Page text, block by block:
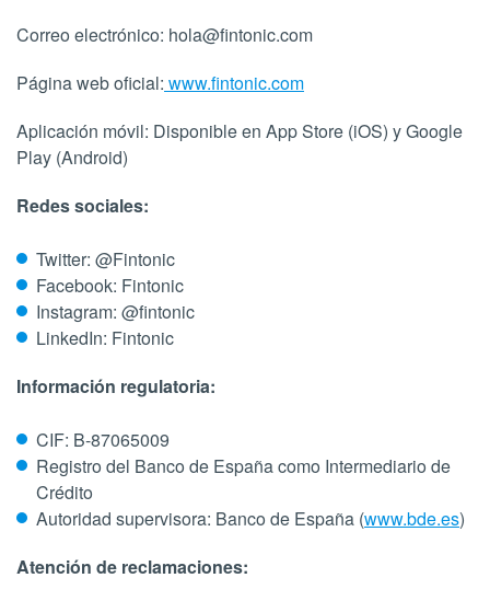
Correo electrónico: hola@fintonic.com
Página web oficial: www.fintonic.com
Aplicación móvil: Disponible en App Store (iOS) y Google
Play (Android)
Redes sociales:
Twitter: @Fintonic
Facebook: Fintonic
Instagram: @fintonic
LinkedIn: Fintonic
Información regulatoria:
CIF: B-87065009
Registro del Banco de España como Intermediario de
Crédito
Autoridad supervisora: Banco de España (www.bde.es)
Atención de reclamaciones: